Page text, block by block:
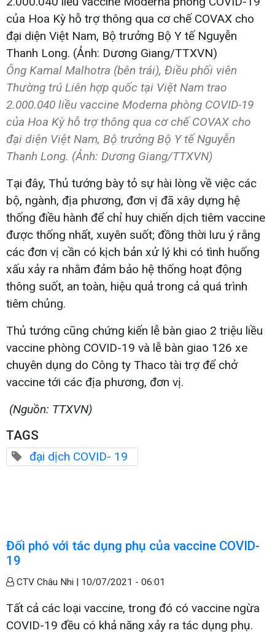
Ông Kamal Malhotra (bên trái), Điều phối viên
Thường trú Liên hợp quốc tại Việt Nam trao
2.000.040 liều vaccine Moderna phòng COVID-19
của Hoa Kỳ hỗ trợ thông qua cơ chế COVAX cho
đại diện Việt Nam, Bộ trưởng Bộ Y tế Nguyễn
Thanh Long. (Ảnh: Dương Giang/TTXVN)
Tại đây, Thủ tướng bày tỏ sự hài lòng về việc các
bộ, ngành, địa phương, đơn vị đã xây dựng hệ
thống điều hành để chỉ huy chiến dịch tiêm vaccine
được thống nhất, xuyên suốt; đồng thời lưu ý rằng
các đơn vị cần có kịch bản xử lý khi có tình huống
xấu xảy ra nhằm đảm bảo hệ thống hoạt động
thông suốt, an toàn, hiệu quả trong cả quá trình
tiêm chủng.
Thủ tướng cũng chứng kiến lễ bàn giao 2 triệu liều
vaccine phòng COVID-19 và lễ bàn giao 126 xe
chuyên dụng do Công ty Thaco tài trợ để chở
vaccine tới các địa phương, đơn vị.
(Nguồn: TTXVN)
TAGS
đại dịch COVID- 19
Đối phó với tác dụng phụ của vaccine COVID-
19
CTV Châu Nhi | 10/07/2021 - 06:01
Tất cả các loại vaccine, trong đó có vaccine ngừa
COVID-19 đều có khả năng xảy ra tác dụng phụ.